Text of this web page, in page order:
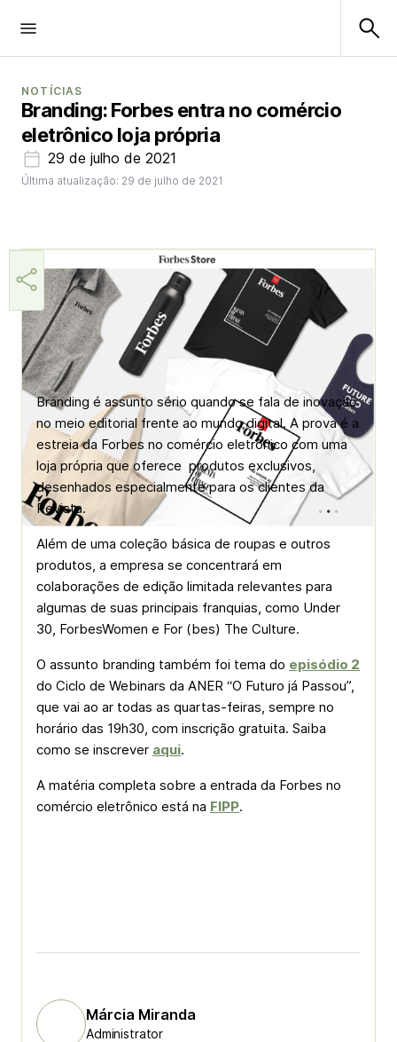
NOTÍCIAS
Branding: Forbes entra no comércio
eletrônico loja própria
29 de julho de 2021
Última atualização: 29 de julho de 2021
Márcia Miranda
Branding é assunto sério quando se fala de inovação
no meio editorial frente ao mundo digital. A prova é a
estreia da Forbes no comércio eletrônico com uma
loja própria que oferece produtos exclusivos,
desenhados especialmente para os clientes da
Revista.
Além de uma coleção básica de roupas e outros
produtos, a empresa se concentrará em
colaborações de edição limitada relevantes para
algumas de suas principais franquias, como Under
30, ForbesWomen e For (bes) The Culture.
O assunto branding também foi tema do episódio 2
do Ciclo de Webinars da ANER “O Futuro já Passou”,
que vai ao ar todas as quartas-feiras, sempre no
horário das 19h30, com inscrição gratuita. Saiba
como se inscrever aqui.
A matéria completa sobre a entrada da Forbes no
comércio eletrônico está na FIPP.
Márcia Miranda
Administrator